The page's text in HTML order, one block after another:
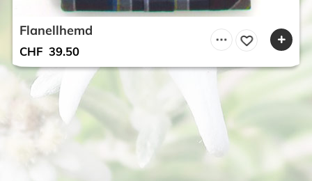
Flanellhemd
CHF 39.50